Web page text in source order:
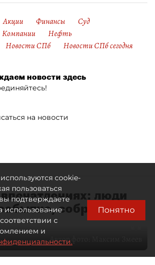
Акции Финансы
Суд
Компании
Нефть
Новости СПб Новости СПб сегодня
новости здесь
на новости
люди
собранное
Автор фото:
cookie-
пользоваться
подтверждаете
использование
с
и
Понятно